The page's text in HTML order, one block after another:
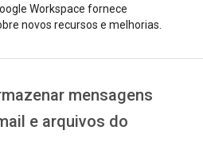
Workspace fornece
novos recursos e melhorias.
mensagens
e arquivos do